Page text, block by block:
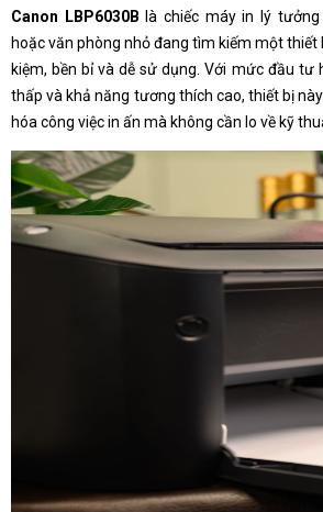
Canon LBP6030B là chiếc máy in lý
hoặc văn phòng nhỏ đang tìm kiếm một
kiệm, bền bỉ và dễ sử dụng. Với mức đầu tư
thấp và khả năng tương thích cao, thiết bị
hóa công việc in ấn mà không cần lo về kỹ